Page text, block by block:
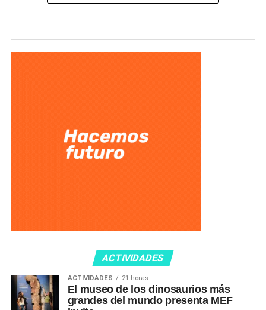
ACTIVIDADES
ACTIVIDADES 21 horas
El museo de los dinosaurios más
grandes del mundo presenta MEF